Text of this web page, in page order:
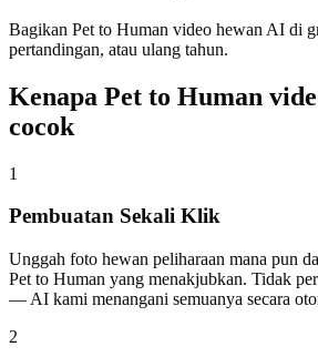
Bagikan Pet to Human video hewan AI di
pertandingan, atau ulang tahun.
Kenapa Pet to Human
cocok
1
Pembuatan Sekali Klik
Unggah foto hewan peliharaan mana pun
Pet to Human yang menakjubkan. Tidak
— AI kami menangani semuanya secara
2